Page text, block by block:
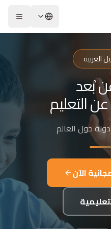
والتربية الإسلامية والعلوم للأطفال والبالغين من مختلف أنحاء العالم.
بها
معتمدة
الإنجليزية، الفرنسية
العربية
بُعد
التعليم
الآن